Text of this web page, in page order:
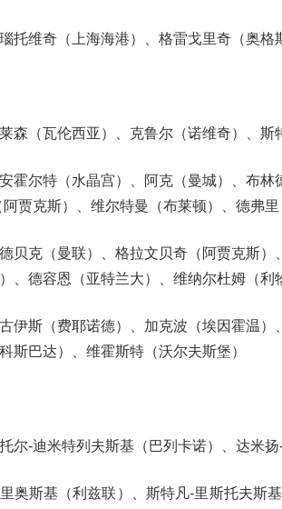
托维奇（上海海港）、格雷戈里奇（奥
森（瓦伦西亚）、克鲁尔（诺维奇）、斯
霍尔特（水晶宫）、阿克（曼城）、布
阿贾克斯）、维尔特曼（布莱顿）、德弗
贝克（曼联）、格拉文贝奇（阿贾克斯
）、德容恩（亚特兰大）、维纳尔杜姆（利
伊斯（费耶诺德）、加克波（埃因霍温
斯巴达）、维霍斯特（沃尔夫斯堡）
尔-迪米特列夫斯基（巴列卡诺）、达米
奥斯基（利兹联）、斯特凡-里斯托夫斯